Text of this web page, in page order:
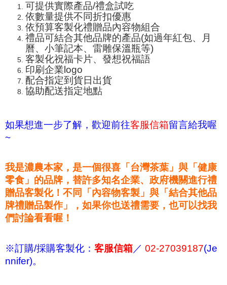
可提供實際產品/禮盒試吃
依數量提供不同折扣優惠
依預算客製化禮贈品內容物組合
禮品可結合其他品牌的產品(如過年紅包、月
曆、小筆記本、 雷雕保溫瓶等)
客製化祝福卡片、發想祝福語
印刷企業logo
配合指定到貨日出貨
協助配送指定地點
如果想進一步了解，歡迎前往客服信箱留言給我喔
~
我是濃農本家，是一個很喜「台灣茶葉」與「健康
零食」的品牌，替許多知名企業、政府機關進行禮
贈品客製化！不同「內容物客製」與「結合其他品
牌禮贈品製作」，如果你也送禮需要，也可以找我
們討論看看喔！
※訂購/採購客製化： 客服信箱／ 02-27039187(Je
nnifer)。